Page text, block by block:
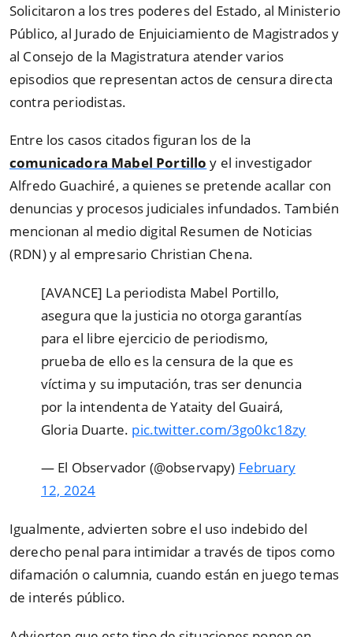
Solicitaron a los tres poderes del Estado, al Ministerio
Público, al Jurado de Enjuiciamiento de Magistrados y
al Consejo de la Magistratura atender varios
episodios que representan actos de censura directa
contra periodistas.
Entre los casos citados figuran los de la
comunicadora Mabel Portillo y el investigador
Alfredo Guachiré, a quienes se pretende acallar con
denuncias y procesos judiciales infundados. También
mencionan al medio digital Resumen de Noticias
(RDN) y al empresario Christian Chena.
[AVANCE] La periodista Mabel Portillo,
asegura que la justicia no otorga garantías
para el libre ejercicio de periodismo,
prueba de ello es la censura de la que es
víctima y su imputación, tras ser denuncia
por la intendenta de Yataity del Guairá,
Gloria Duarte. pic.twitter.com/3go0kc18zy
— El Observador (@observapy) February
12, 2024
Igualmente, advierten sobre el uso indebido del
derecho penal para intimidar a través de tipos como
difamación o calumnia, cuando están en juego temas
de interés público.